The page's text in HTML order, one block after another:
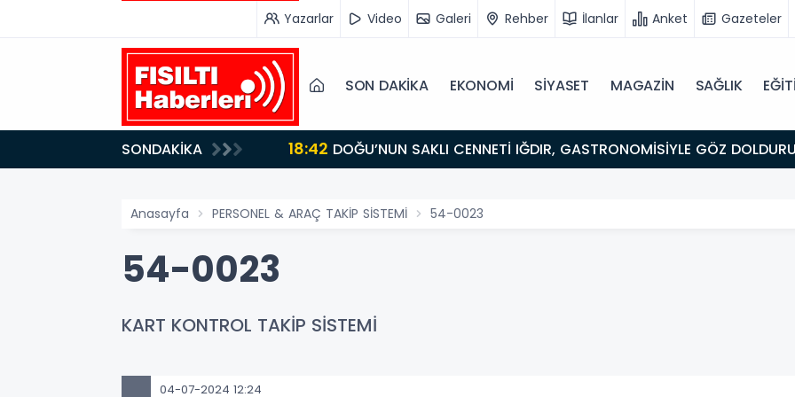
Yazarlar Video Galeri Rehber İlanlar Anket Gazeteler
SON DAKİKA EKONOMİ SİYASET MAGAZİN SAĞLIK
SONDAKİKA 18:42
KÜLTÜRÜNÜN BULUŞMA NOKTASI
Anasayfa PERSONEL & ARAÇ TAKİP SİSTEMİ 54-0023
54-0023
KART KONTROL TAKİP SİSTEMİ
04-07-2024 12:24